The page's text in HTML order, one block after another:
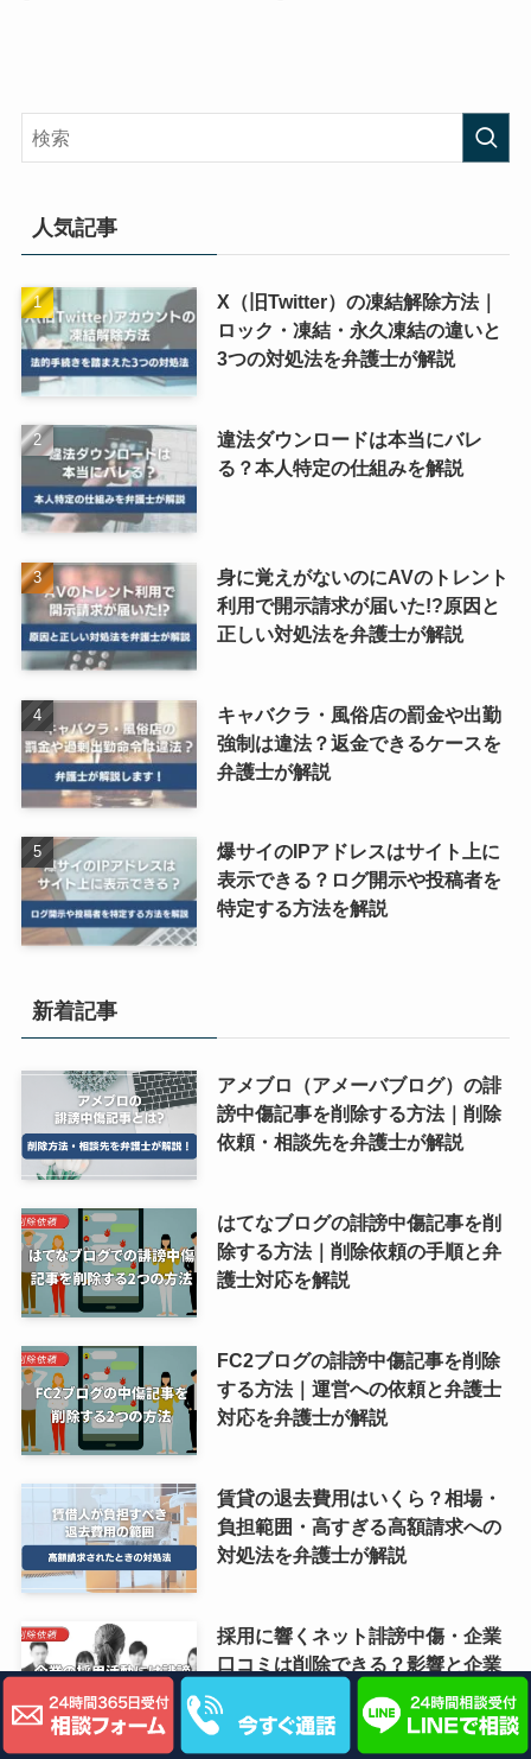
人気記事
X（旧Twitter）の凍結解除方法｜
ロック・凍結・永久凍結の違いと
3つの対処法を弁護士が解説
違法ダウンロードは本当にバレ
る？本人特定の仕組みを解説
身に覚えがないのにAVのトレント
利用で開示請求が届いた!?原因と
正しい対処法を弁護士が解説
キャバクラ・風俗店の罰金や出勤
強制は違法？返金できるケースを
弁護士が解説
爆サイのIPアドレスはサイト上に
表示できる？ログ開示や投稿者を
特定する方法を解説
新着記事
アメブロ（アメーバブログ）の誹
謗中傷記事を削除する方法｜削除
依頼・相談先を弁護士が解説
はてなブログの誹謗中傷記事を削
除する方法｜削除依頼の手順と弁
護士対応を解説
FC2ブログの誹謗中傷記事を削除
する方法｜運営への依頼と弁護士
対応を弁護士が解説
賃貸の退去費用はいくら？相場・
負担範囲・高すぎる高額請求への
対処法を弁護士が解説
採用に響くネット誹謗中傷・企業
口コミは削除できる？影響と企業
がとれる対応を弁護士が解説